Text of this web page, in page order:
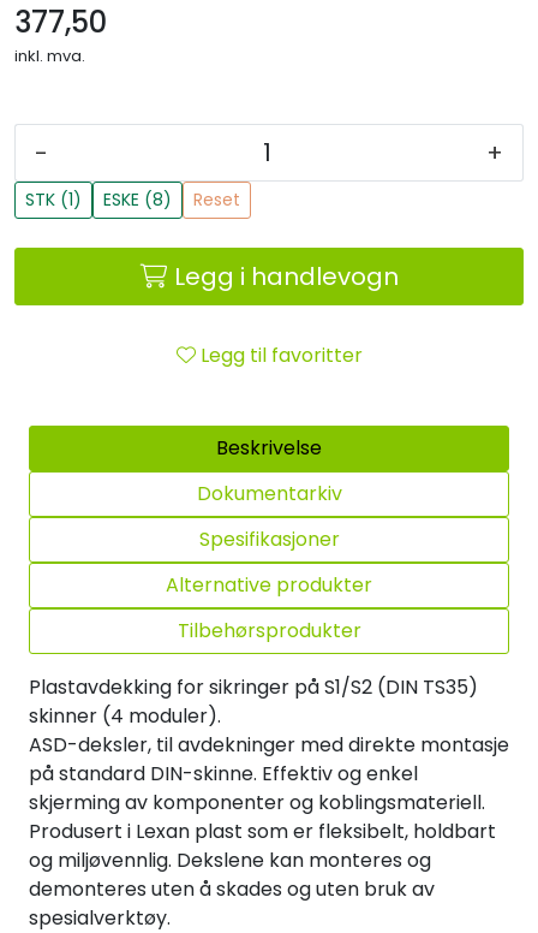
377,50
inkl. mva.
- +
STK (1) ESKE (8) Reset
Legg i handlevogn
Legg til favoritter
Beskrivelse
Dokumentarkiv
Spesifikasjoner
Alternative produkter
Tilbehørsprodukter
Plastavdekking for sikringer på S1/S2 (DIN TS35)
skinner (4 moduler).
ASD-deksler, til avdekninger med direkte montasje
på standard DIN-skinne. Effektiv og enkel
skjerming av komponenter og koblingsmateriell.
Produsert i Lexan plast som er fleksibelt, holdbart
og miljøvennlig. Dekslene kan monteres og
demonteres uten å skades og uten bruk av
spesialverktøy.